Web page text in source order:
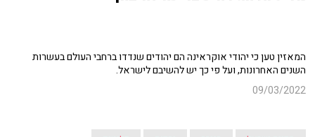
המאזין טען כי יהודי אוקראינה הם יהודים שנדדו ברחבי העולם בעשרות
השנים האחרונות, ועל פי כך יש להשיבם לישראל.
09/03/2022